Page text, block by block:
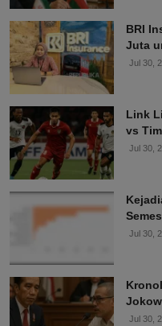
BRI
Juta
Jul 30,
Link
vs
Jul 30,
Jul 30,
Jul 30,